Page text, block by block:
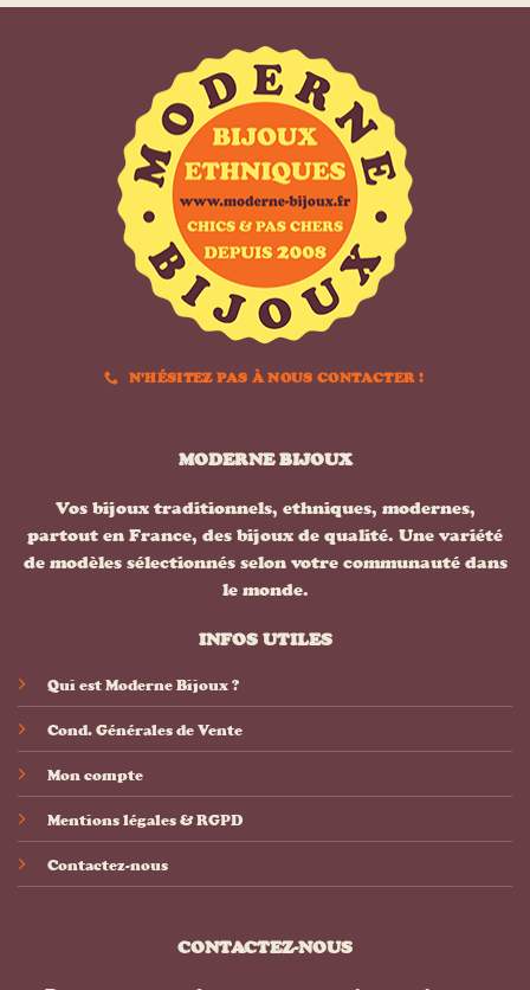
N'HÉSITEZ PAS À NOUS CONTACTER !
MODERNE BIJOUX
Vos bijoux traditionnels, ethniques, modernes,
partout en France, des bijoux de qualité. Une variété
de modèles sélectionnés selon votre communauté dans
le monde.
INFOS UTILES
Qui est Moderne Bijoux ?
Cond. Générales de Vente
Mon compte
Mentions légales & RGPD
Contactez-nous
CONTACTEZ-NOUS